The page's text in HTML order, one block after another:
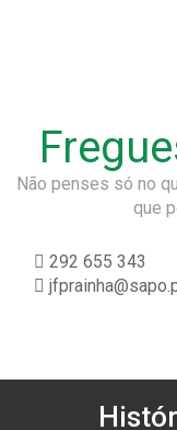
Não penses só no
que
292 655 343